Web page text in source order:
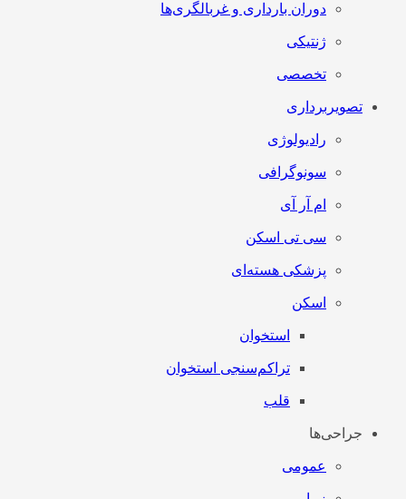
دوران بارداری و غربالگری‌ها
ژنتیکی
تخصصی
تصویربرداری
رادیولوژی
سونوگرافی
ام آر آی
سی تی اسکن
پزشکی هسته‌ای
اسکن
استخوان
تراکم‌سنجی استخوان
قلب
جراحی‌ها
عمومی